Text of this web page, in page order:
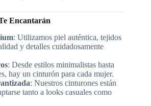
Encantarán
: Utilizamos piel auténtica, tejidos
y detalles cuidadosamente
: Desde estilos minimalistas hasta
hay un cinturón para cada mujer.
: Nuestros cinturones están
tanto a looks casuales como